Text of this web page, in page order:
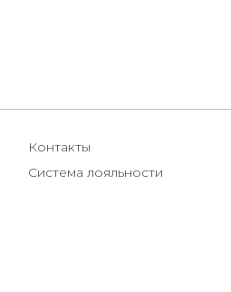
Контакты
Система лояльности